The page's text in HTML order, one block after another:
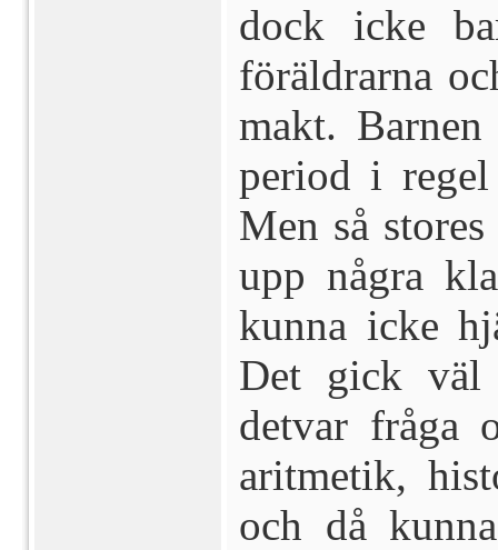
dock icke
föräldrarna
makt.
period i
Men så
upp några
kunna icke
Det gick väl
detvar fråga
aritmetik,
och då